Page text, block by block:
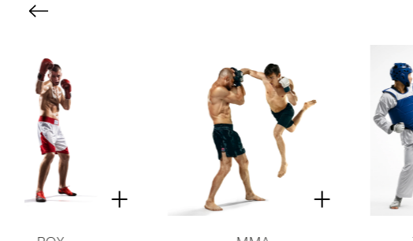
Previous